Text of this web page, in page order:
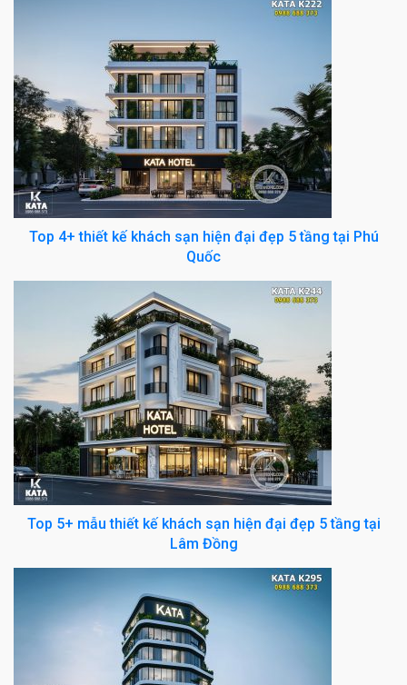
Top 4+ thiết kế khách sạn hiện đại đẹp 5 tầng tại Phú
Quốc
Top 5+ mẫu thiết kế khách sạn hiện đại đẹp 5 tầng tại
Lâm Đồng